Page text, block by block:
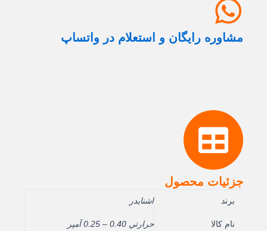
مشاوره رایگان و استعلام در واتساپ
جزئیات محصول
برند اشنایدر
نام کالا حرارتي 0.40 – 0.25 آمپر